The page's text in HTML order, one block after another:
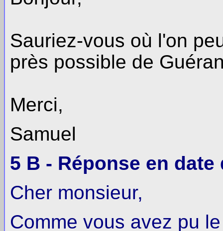
Sauriez-vous où l'on
près possible de
Merci,
Samuel
5 B - Réponse en date
Cher monsieur,
Comme vous avez pu